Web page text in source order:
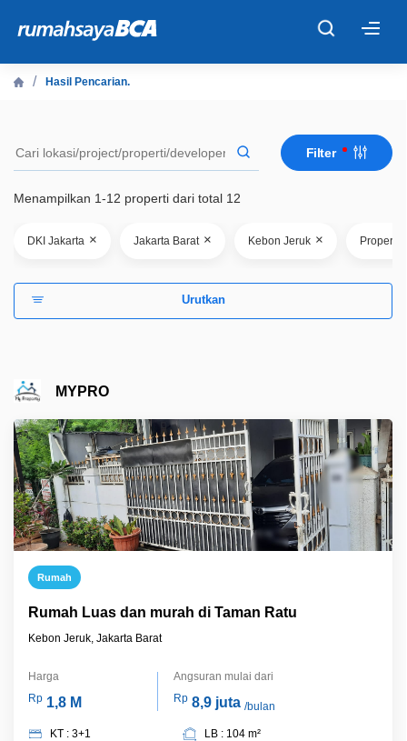
Cari Tahu
Fitur Unggulan
Hasil Pencarian.
Filter
Menampilkan 1-12 properti dari total 12
DKI Jakarta × Jakarta Barat × Kebon Jeruk × Properti
Urutkan
MYPRO
Rumah
Rumah Luas dan murah di Taman Ratu
Kebon Jeruk, Jakarta Barat
Harga
Rp 1,8 M
Angsuran mulai dari
Rp 8,9 juta /bulan
KT : 3+1
LB : 104 m²